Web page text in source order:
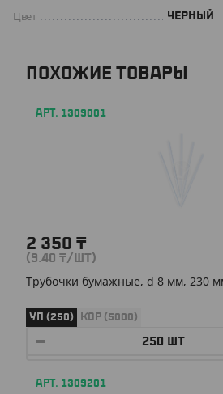
Цвет ЧЕРНЫЙ
ПОХОЖИЕ ТОВАРЫ
АРТ. 1309001
2 350 ₸
(9.40 ₸/ШТ)
Трубочки бумажные, d 8 мм, 230
УП (250) КОР (5000)
АРТ. 1309201